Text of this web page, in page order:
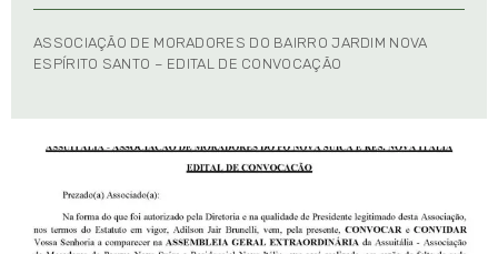
ASSOCIAÇÃO DE MORADORES DO BAIRRO JARDIM NOVA
ESPÍRITO SANTO – EDITAL DE CONVOCAÇÃO